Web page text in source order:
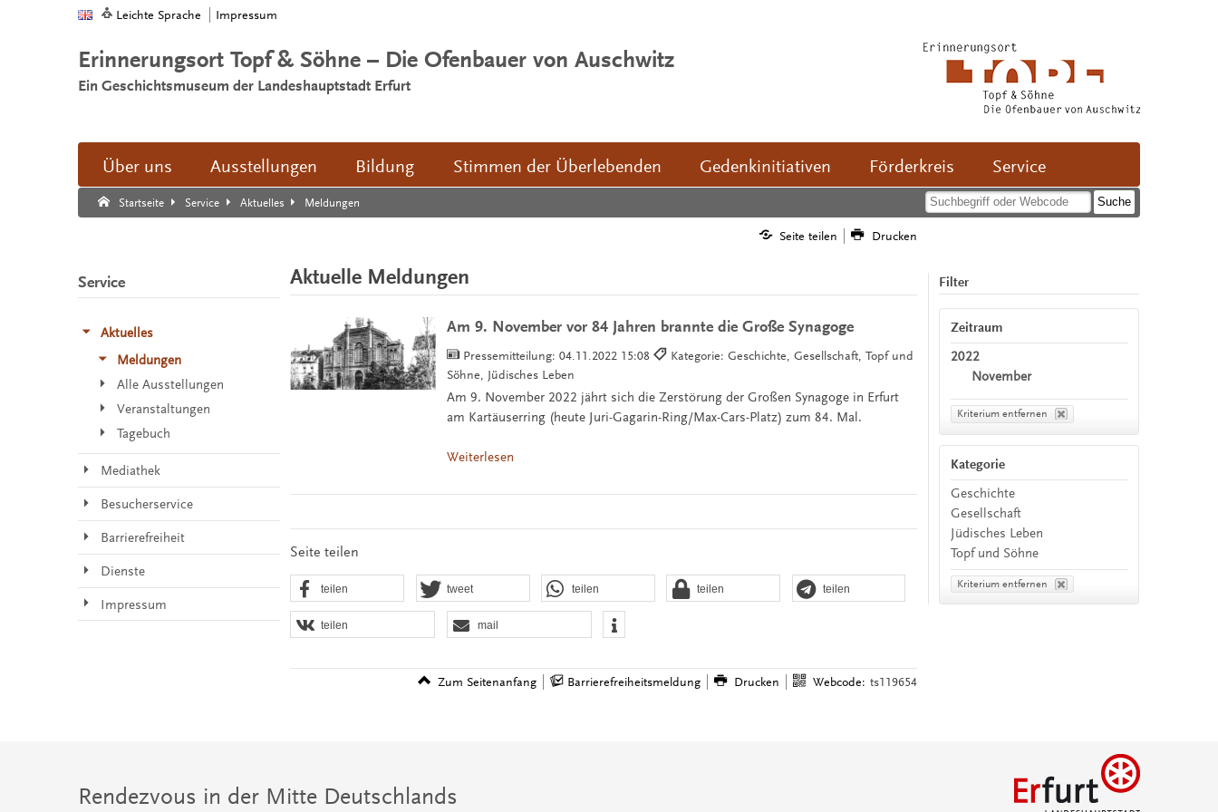
Leichte Sprache Impressum
Erinnerungsort Topf & Söhne – Die Ofenbauer von Auschwitz
Ein Geschichtsmuseum der Landeshauptstadt Erfurt
Über uns Ausstellungen Bildung Stimmen der Überlebenden Gedenkinitiativen Förderkreis Service
Startseite Service Aktuelles Meldungen
Suche:
Suche Ende.
Seite teilen Drucken
Aktuelle Meldungen
Am 9. November vor 84 Jahren brannte die Große Synagoge
Pressemitteilung:04.11.2022 15:08
Kategorie: Geschichte, Gesellschaft, Topf und
Söhne, Jüdisches Leben
Am 9. November 2022 jährt sich die Zerstörung der Großen Synagoge in Erfurt
am Kartäuserring (heute Juri-Gagarin-Ring/Max-Cars-Platz) zum 84. Mal.
Weiterlesen
Seite teilen
teilen tweet teilen teilen teilen
teilen mail
Zum Seitenanfang Barrierefreiheitsmeldung Drucken Webcode: ts119654
Filter
Zeitraum
2022
November
Kriterium entfernen
Kategorie
Geschichte
Gesellschaft
Jüdisches Leben
Topf und Söhne
Kriterium entfernen
Service
Aktuelles
Meldungen
Alle Ausstellungen
Veranstaltungen
Tagebuch
Mediathek
Besucherservice
Barrierefreiheit
Dienste
Impressum
Rendezvous in der Mitte Deutschlands